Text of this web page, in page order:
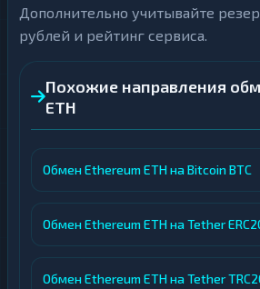
Дополнительно учитывайте
рублей и рейтинг сервиса.
Похожие направления
ETH
Обмен Ethereum ETH на Bitcoin BTC
Обмен Ethereum ETH на Tether
Обмен Ethereum ETH на Tether